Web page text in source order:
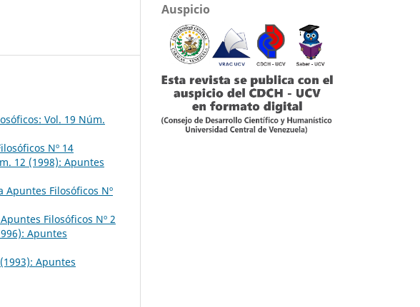
Vol. 19 Núm.
Nº 14
12 (1998): Apuntes
Apuntes Filosóficos Nº
Filosóficos Nº 2
Apuntes
Apuntes
Auspicio